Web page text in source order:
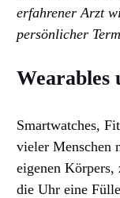
erfahrener Arzt
persönlicher
Wearables
Smartwatches,
vieler Menschen
eigenen Körpers,
die Uhr eine